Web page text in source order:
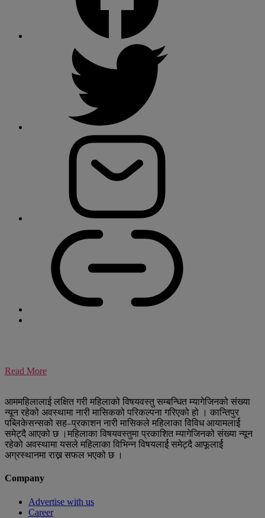
Read More
आममहिलालाई लक्षित गरी महिलाको विषयवस्तु सम्बन्धित म्यागेजिनको संख्या
न्यून रहेको अवस्थामा नारी मासिकको परिकल्पना गरिएको हो । कान्तिपुर
पब्लिकेसन्सको सह–प्रकाशन नारी मासिकले महिलाका विविध आयामलार्ई
समेट्दै आएको छ ।महिलाका विषयवस्तुमा प्रकाशित म्यागेजिनको संख्या न्यून
रहेको अवस्थामा यसले महिलाका विभिन्न विषयलार्ई समेट्दै आफूलार्ई
अग्रस्थानमा राख्न सफल भएको छ ।
Company
Advertise with us
Career